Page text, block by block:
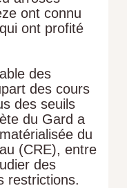
ont connu
ont profité
des
des cours
des seuils
du Gard a
du
(CRE), entre
des
restrictions.